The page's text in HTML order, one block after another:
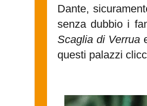
Dante,
senza dubbio i
Scaglia di Verrua
questi palazzi